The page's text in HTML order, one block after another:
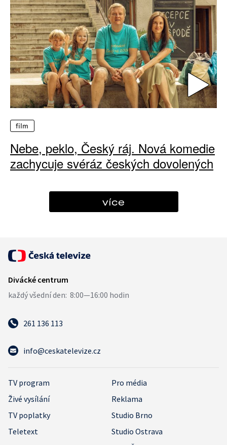
film
Nebe, peklo, Český ráj. Nová komedie
zachycuje svéráz českých dovolených
více
261 136 113
info@ceskatelevize.cz
TV program
Pro média
Živé vysílání
Reklama
TV poplatky
Studio Brno
Teletext
Studio Ostrava